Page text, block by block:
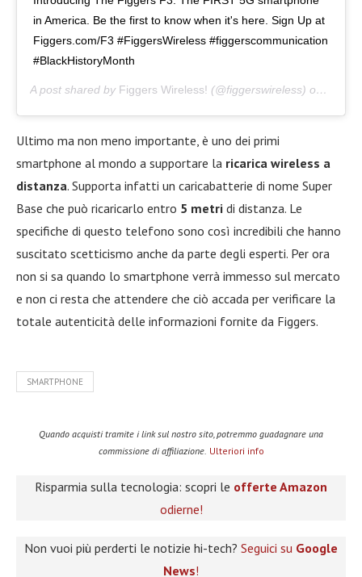
in America. Be the first to know when it's here. Sign Up at
Figgers.com/F3 #FiggersWireless #figgerscommunication
#BlackHistoryMonth
A post shared by Figgers Wireless! (@figgerswireless) on
Ultimo ma non meno importante, è uno dei primi
smartphone al mondo a supportare la ricarica wireless a
distanza. Supporta infatti un caricabatterie di nome Super
Base che può ricaricarlo entro 5 metri di distanza. Le
specifiche di questo telefono sono così incredibili che hanno
suscitato scetticismo anche da parte degli esperti. Per ora
non si sa quando lo smartphone verrà immesso sul mercato
e non ci resta che attendere che ciò accada per verificare la
totale autenticità delle informazioni fornite da Figgers.
SMARTPHONE
Quando acquisti tramite i link sul nostro sito, potremmo guadagnare una
commissione di affiliazione. Ulteriori info
Risparmia sulla tecnologia: scopri le offerte Amazon
odierne!
Non vuoi più perderti le notizie hi-tech? Seguici su Google
News!